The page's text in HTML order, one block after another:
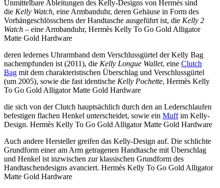
Unmittelbare Ableitungen des Kelly-Designs von Hermès sind
die Kelly Watch, eine Armbanduhr, deren Gehäuse in Form des
Vorhängeschlösschens der Handtasche ausgeführt ist, die Kelly 2
Watch – eine Armbanduhr, Hermès Kelly To Go Gold Alligator
Matte Gold Hardware
deren ledernes Uhrarmband dem Verschlussgürtel der Kelly Bag
nachempfunden ist (2011), die Kelly Longue Wallet, eine Clutch
Bag mit dem charakteristischen Überschlag und Verschlussgürtel
(um 2005), sowie die fast identische Kelly Pochette, Hermès Kelly
To Go Gold Alligator Matte Gold Hardware
die sich von der Clutch hauptsächlich durch den an Lederschlaufen
befestigen flachen Henkel unterscheidet, sowie ein Muffim Kelly-
Design. Hermès Kelly To Go Gold Alligator Matte Gold Hardware
Auch andere Hersteller greifen das Kelly-Design auf. Die schlichte
Grundform einer am Arm getragenen Handtasche mit Überschlag
und Henkel ist inzwischen zur klassischen Grundform des
Handtaschendesigns avanciert. Hermès Kelly To Go Gold Alligator
Matte Gold Hardware